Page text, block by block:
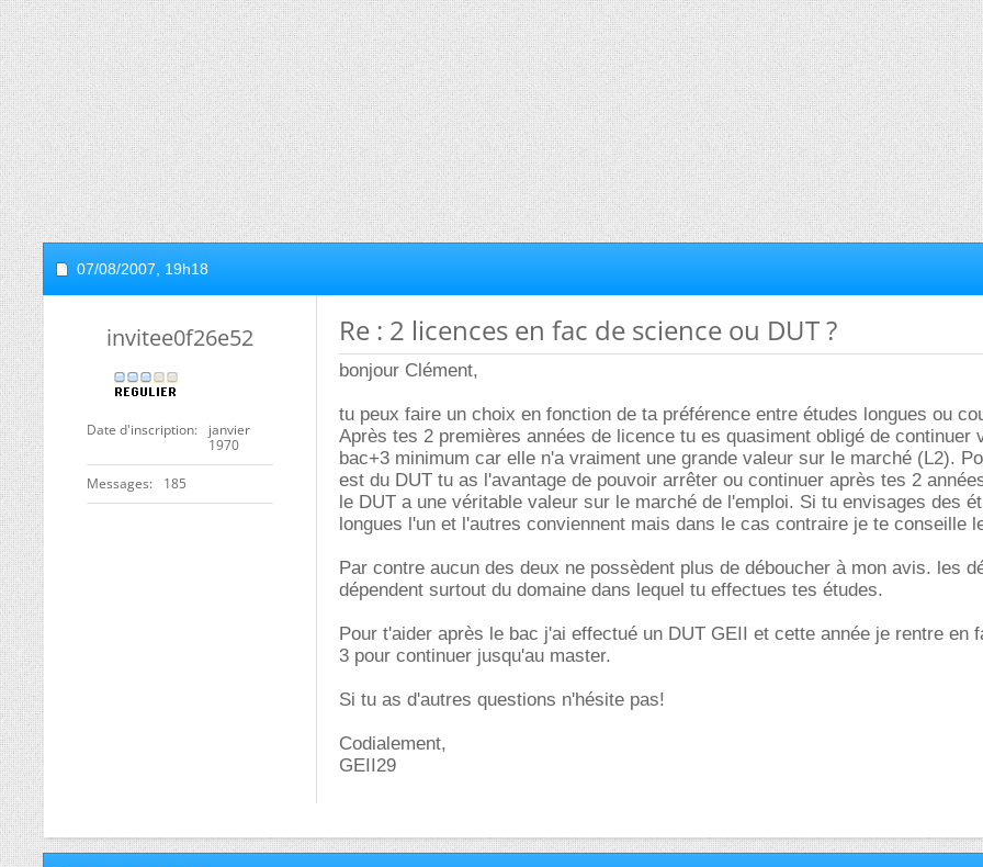
07/08/2007, 19h18
invitee0f26e52
Date d'inscription
janvier
1970
Messages 185
Re : 2 licences en fac de science ou DUT ?
bonjour Clément,
tu peux faire un choix en fonction de ta préférence entre études longues ou
Après tes 2 premières années de licence tu es quasiment obligé de continuer
bac+3 minimum car elle n'a vraiment une grande valeur sur le marché (L2).
est du DUT tu as l'avantage de pouvoir arrêter ou continuer après tes 2
le DUT a une véritable valeur sur le marché de l'emploi. Si tu envisages des
longues l'un et l'autres conviennent mais dans le cas contraire je te conseille
Par contre aucun des deux ne possèdent plus de déboucher à mon avis. les
dépendent surtout du domaine dans lequel tu effectues tes études.
Pour t'aider après le bac j'ai effectué un DUT GEII et cette année je rentre en
3 pour continuer jusqu'au master.
Si tu as d'autres questions n'hésite pas!
Codialement,
GEII29